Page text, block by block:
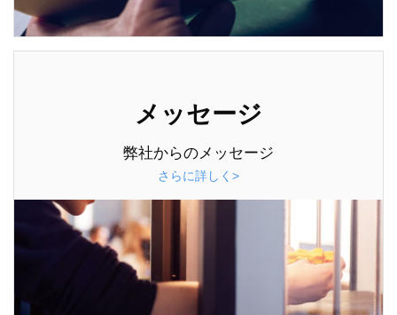
メッセージ
弊社からのメッセージ
さらに詳しく>